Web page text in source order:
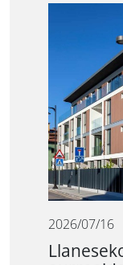
2026/07/16